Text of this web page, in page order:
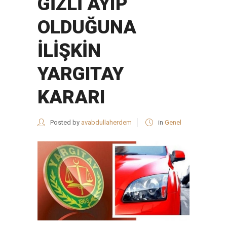
OLDUĞUNA
İLİŞKİN
YARGITAY
KARARI
Posted by avabdullaherdem in Genel